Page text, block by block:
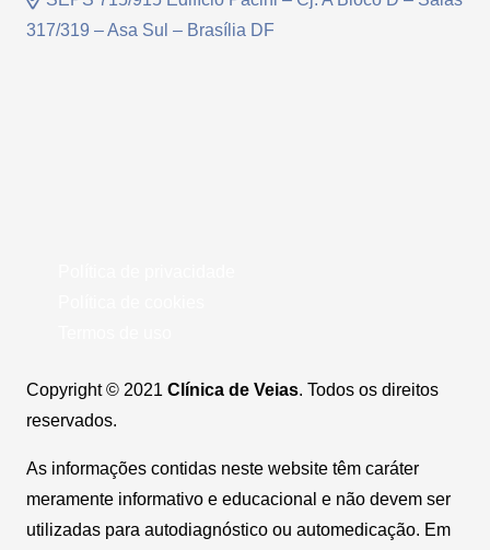
317/319 – Asa Sul – Brasília DF
Copyright © 2021 Clínica de Veias. Todos os direitos
reservados.
As informações contidas neste website têm caráter
meramente informativo e educacional e não devem ser
utilizadas para autodiagnóstico ou automedicação. Em